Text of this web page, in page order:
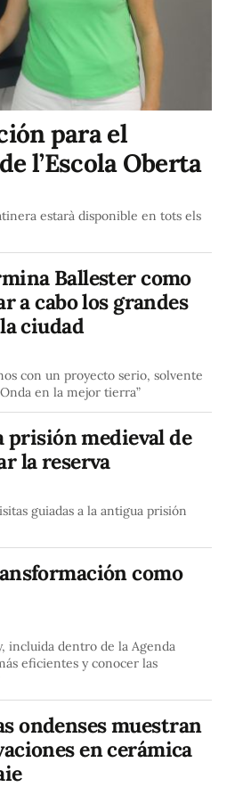
para el
l’Escola Oberta
estarà disponible en tots els
Ballester como
a cabo los grandes
ciudad
con un proyecto serio, solvente
en la mejor tierra”
prisión medieval de
la reserva
guiadas a la antigua prisión
como
incluida dentro de la Agenda
eficientes y conocer las
ondenses muestran
en cerámica